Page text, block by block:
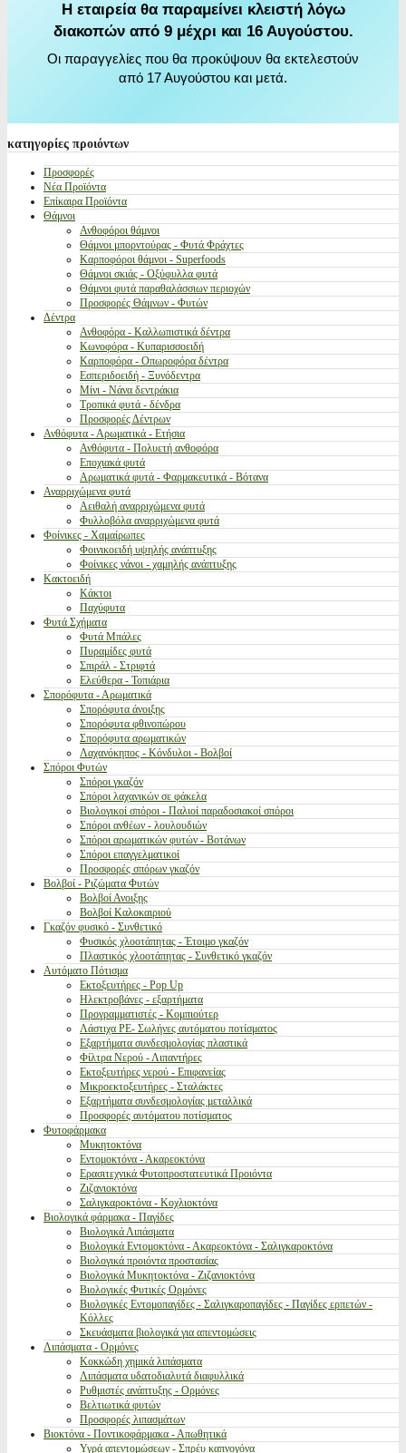
Η εταιρεία θα παραμείνει κλειστή λόγω
διακοπών από 9 μέχρι και 16 Αυγούστου.
Οι παραγγελίες που θα προκύψουν θα εκτελεστούν
από 17 Αυγούστου και μετά.
κατηγορίες προιόντων
Προσφορές
Νέα Προϊόντα
Επίκαιρα Προϊόντα
Θάμνοι
Ανθοφόροι θάμνοι
Θάμνοι μπορντούρας - Φυτά Φράχτες
Καρποφόροι θάμνοι - Superfoods
Θάμνοι σκιάς - Οξύφυλλα φυτά
Θάμνοι φυτά παραθαλάσσιων περιοχών
Προσφορές Θάμνων - Φυτών
Δέντρα
Ανθοφόρα - Καλλωπιστικά δέντρα
Κωνοφόρα - Κυπαρισσοειδή
Καρποφόρα - Οπωροφόρα δέντρα
Εσπεριδοειδή - Ξυνόδεντρα
Μίνι - Νάνα δεντράκια
Τροπικά φυτά - δένδρα
Προσφορές Δέντρων
Ανθόφυτα - Αρωματικά - Ετήσια
Ανθόφυτα - Πολυετή ανθοφόρα
Εποχιακά φυτά
Αρωματικά φυτά - Φαρμακευτικά - Βότανα
Αναρριχώμενα φυτά
Αειθαλή αναρριχώμενα φυτά
Φυλλοβόλα αναρριχώμενα φυτά
Φοίνικες - Χαμαίρωπες
Φοινικοειδή υψηλής ανάπτυξης
Φοίνικες νάνοι - χαμηλής ανάπτυξης
Κακτοειδή
Κάκτοι
Παχύφυτα
Φυτά Σχήματα
Φυτά Μπάλες
Πυραμίδες φυτά
Σπιράλ - Στριφτά
Ελεύθερα - Τοπιάρια
Σπορόφυτα - Αρωματικά
Σπορόφυτα άνοιξης
Σπορόφυτα φθινοπώρου
Σπορόφυτα αρωματικών
Λαχανόκηπος - Κόνδυλοι - Βολβοί
Σπόροι Φυτών
Σπόροι γκαζόν
Σπόροι λαχανικών σε φάκελα
Βιολογικοί σπόροι - Παλιοί παραδοσιακοί σπόροι
Σπόροι ανθέων - λουλουδιών
Σπόροι αρωματικών φυτών - Βοτάνων
Σπόροι επαγγελματικοί
Προσφορές σπόρων γκαζόν
Βολβοί - Ριζώματα Φυτών
Βολβοί Ανοιξης
Βολβοί Καλοκαιριού
Γκαζόν φυσικό - Συνθετικό
Φυσικός χλοοτάπητας - Έτοιμο γκαζόν
Πλαστικός χλοοτάπητας - Συνθετικό γκαζόν
Αυτόματο Πότισμα
Εκτοξευτήρες - Pop Up
Ηλεκτροβάνες - εξαρτήματα
Προγραμματιστές - Κομπιούτερ
Λάστιχα PE- Σωλήνες αυτόματου ποτίσματος
Εξαρτήματα συνδεσμολογίας πλαστικά
Φίλτρα Νερού - Λιπαντήρες
Εκτοξευτήρες νερού - Επιφανείας
Μικροεκτοξευτήρες - Σταλάκτες
Εξαρτήματα συνδεσμολογίας μεταλλικά
Προσφορές αυτόματου ποτίσματος
Φυτοφάρμακα
Μυκητοκτόνα
Εντομοκτόνα - Ακαρεοκτόνα
Ερασιτεχνικά Φυτοπροστατευτικά Προιόντα
Ζιζανιοκτόνα
Σαλιγκαροκτόνα - Κοχλιοκτόνα
Βιολογικά φάρμακα - Παγίδες
Βιολογικά Λιπάσματα
Βιολογικά Εντομοκτόνα - Ακαρεοκτόνα - Σαλιγκαροκτόνα
Βιολογικά προιόντα προστασίας
Βιολογικά Μυκητοκτόνα - Ζιζανιοκτόνα
Βιολογικές Φυτικές Ορμόνες
Βιολογικές Εντομοπαγίδες - Σαλιγκαροπαγίδες - Παγίδες ερπετών -
Κόλλες
Σκευάσματα βιολογικά για απεντομώσεις
Λιπάσματα - Ορμόνες
Κοκκώδη χημικά λιπάσματα
Λιπάσματα υδατοδιαλυτά διαφυλλικά
Ρυθμιστές ανάπτυξης - Ορμόνες
Βελτιωτικά φυτών
Προσφορές λιπασμάτων
Βιοκτόνα - Ποντικοφάρμακα - Απωθητικά
Υγρά απεντομώσεων - Σπρέυ καπνογόνα